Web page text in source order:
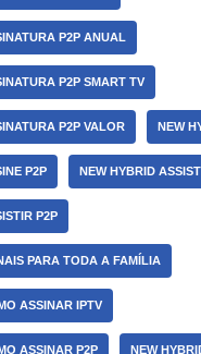
P2P ANUAL
P2P SMART TV
P2P VALOR NEW
P2P NEW HYBRID
P2P
PARA TODA A FAMÍLIA
ASSINAR IPTV
ASSINAR P2P NEW